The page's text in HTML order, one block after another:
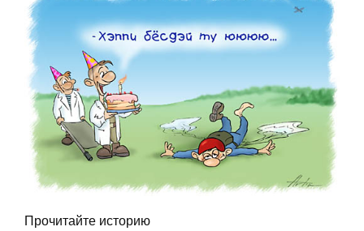
Прочитайте историю